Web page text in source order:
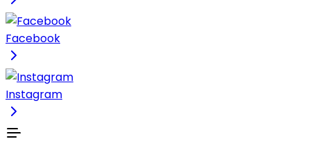
Facebook
Instagram